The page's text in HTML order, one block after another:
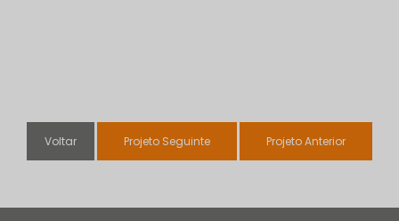
Voltar Projeto Seguinte Projeto Anterior